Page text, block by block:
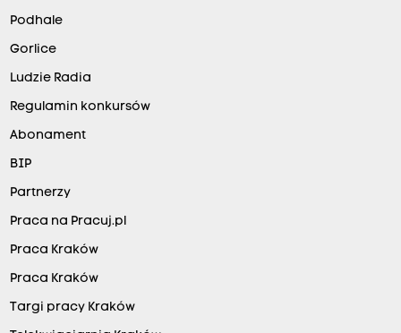
Podhale
Gorlice
Ludzie Radia
Regulamin konkursów
Abonament
BIP
Partnerzy
Praca na Pracuj.pl
Praca Kraków
Praca Kraków
Targi pracy Kraków